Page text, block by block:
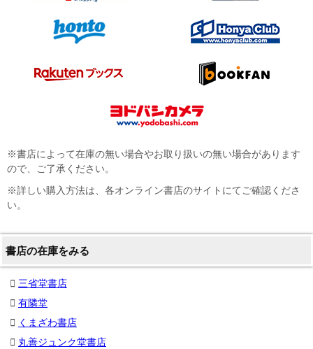
※書店によって在庫の無い場合やお取り扱いの無い場合があります
ので、ご了承ください。
※詳しい購入方法は、各オンライン書店のサイトにてご確認くださ
い。
書店の在庫をみる
三省堂書店
有隣堂
くまざわ書店
丸善ジュンク堂書店